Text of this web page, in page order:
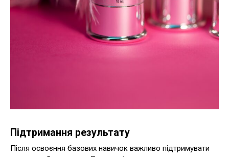
Підтримання результату
Після освоєння базових навичок важливо підтримувати